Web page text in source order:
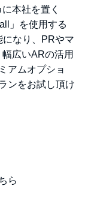
本社を置く
」を使用する
なり、PRやマ
広いARの活用
アムオプショ
ンをお試し頂け
ら